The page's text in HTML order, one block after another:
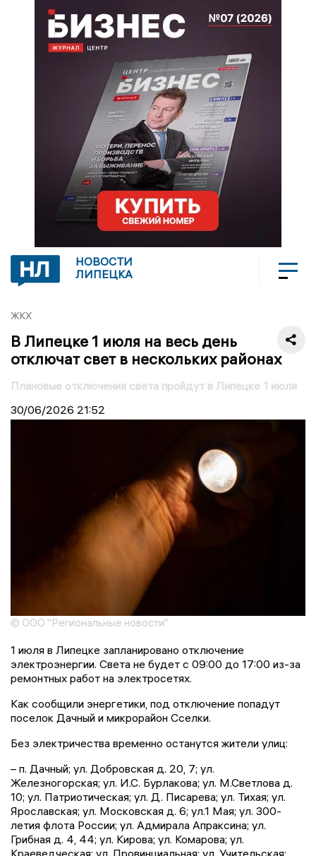
НОВОСТИ
ЛИПЕЦКА
ЖКХ
В Липецке 1 июля на весь день
отключат свет в нескольких районах
Плановые отключения света пройдут в Липецке 1 июля
30/06/2026 21:52
© ООО "Региональные новости"
1 июля в Липецке запланировано отключение
электроэнергии. Света не будет с 09:00 до 17:00 из-за
ремонтных работ на электросетях.
Как сообщили энергетики, под отключение попадут
поселок Дачный и микрорайон Сселки.
Без электричества временно останутся жители улиц:
– п. Дачный; ул. Добровская д. 20, 7; ул.
Железногорская; ул. И.С. Бурлакова; ул. М.Светлова д.
10; ул. Патриотическая; ул. Д. Писарева; ул. Тихая; ул.
Ярославская; ул. Московская д. 6; ул.1 Мая; ул. 300-
летия флота России; ул. Адмирала Апраксина; ул.
Грибная д. 4, 44; ул. Кирова; ул. Комарова; ул.
Краеведческая; ул. Провинциальная; ул. Учительская;